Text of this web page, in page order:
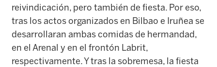
reivindicación, pero también de fiesta. Por eso,
tras los actos organizados en Bilbao e Iruñea se
desarrollaran ambas comidas de hermandad,
en el Arenal y en el frontón Labrit,
respectivamente. Y tras la sobremesa, la fiesta